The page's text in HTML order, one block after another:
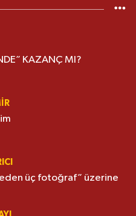
KAZANÇ MI?
eden üç fotoğraf” üzerine